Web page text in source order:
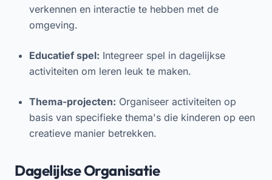
verkennen en interactie te hebben met de
omgeving.
Educatief spel: Integreer spel in dagelijkse
activiteiten om leren leuk te maken.
Thema-projecten: Organiseer activiteiten op
basis van specifieke thema's die kinderen op een
creatieve manier betrekken.
Dagelijkse Organisatie